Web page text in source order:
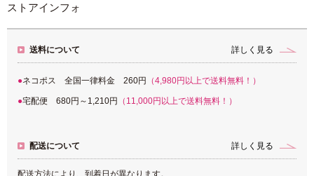
ストアインフォ
送料について 詳しく見る
ネコポス 全国一律料金 260円 （4,980円以上で送料無料！）
宅配便 680円～1,210円 （11,000円以上で送料無料！）
配送について 詳しく見る
配送方法により、到着日が異なります。